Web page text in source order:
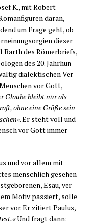
K., mit Robert
dar­an,
um Fra­ge geht, ob
die­ser
Barth des Römer­briefs,
des 20. Jahr­hun­
dia­lek­ti­schen Ver­
vor Gott,
Glau­be bleibt nur als
ohne eine Grö­ße sein
. Er steht voll und
vor Gott immer
und vor allem mit
mensch­lich gese­hen
Esau, ver­
Motiv pas­siert, sol­le
vor. Er zitiert Pau­lus,
Und fragt dann: